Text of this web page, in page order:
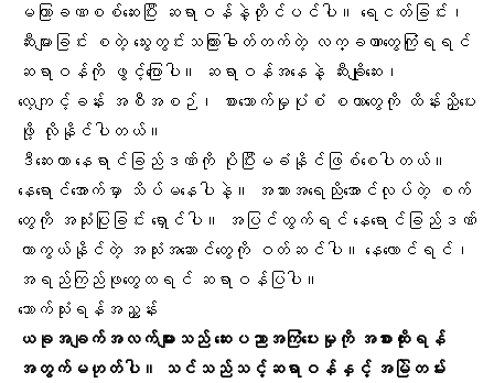
မကြာခဏစစ်ဆေးပြီး ဆရာဝန်နဲ့တိုင်ပင်ပါ။ ရေငတ်ခြင်း၊
ဆီးများခြင်း စတဲ့ သွေးတွင်းသကြားဓါတ်တက်တဲ့ လက္ခဏာတွေကြုံရရင်
ဆရာဝန်ကို ဖွင့်ပြောပါ။ ဆရာဝန်အနေနဲ့ ဆီးချိုဆေး၊
လေ့ကျင့်ခန်း အစီအစဉ်၊ စားသောက်မှုပုံစံ စတာတွေကို ထိန်းညှိပေး
ဖို့ လိုနိုင်ပါတယ်။
ဒီဆေးဟာ နေရာင်ခြည်ဒဏ်ကို ပိုပြီးမခံနိုင်ဖြစ်စေပါတယ်။
နေရောင်အောက်မှာ သိပ်မနေပါနဲ့။ အသားအရေညိုအောင်လုပ်တဲ့ စက်
တွေကို အသုံးပြုခြင်း ရှောင်ပါ။ အပြင်ထွက်ရင် နေရောင်ခြည်ဒဏ်
ကာကွယ်နိုင်တဲ့ အသုံးအဆောင်တွေကို ဝတ်ဆင်ပါ။ နေလောင်ရင်၊
အရည်ကြည်ဖုတွေထရင် ဆရာဝန်ပြပါ။
သောက်သုံးရန်အညွှန်း
ယခုအချက်အလက်များသည် ဆေးပညာအကြံပေးမှုကို အစားထိုးရန်
အတွက်မဟုတ်ပါ။ သင်သည်သင့်ဆရာဝန်နှင့် အမြဲတမ်း